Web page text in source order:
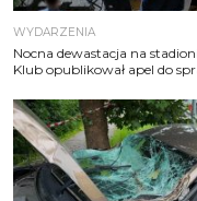
WYDARZENIA
Nocna dewastacja na
Klub opublikował apel do